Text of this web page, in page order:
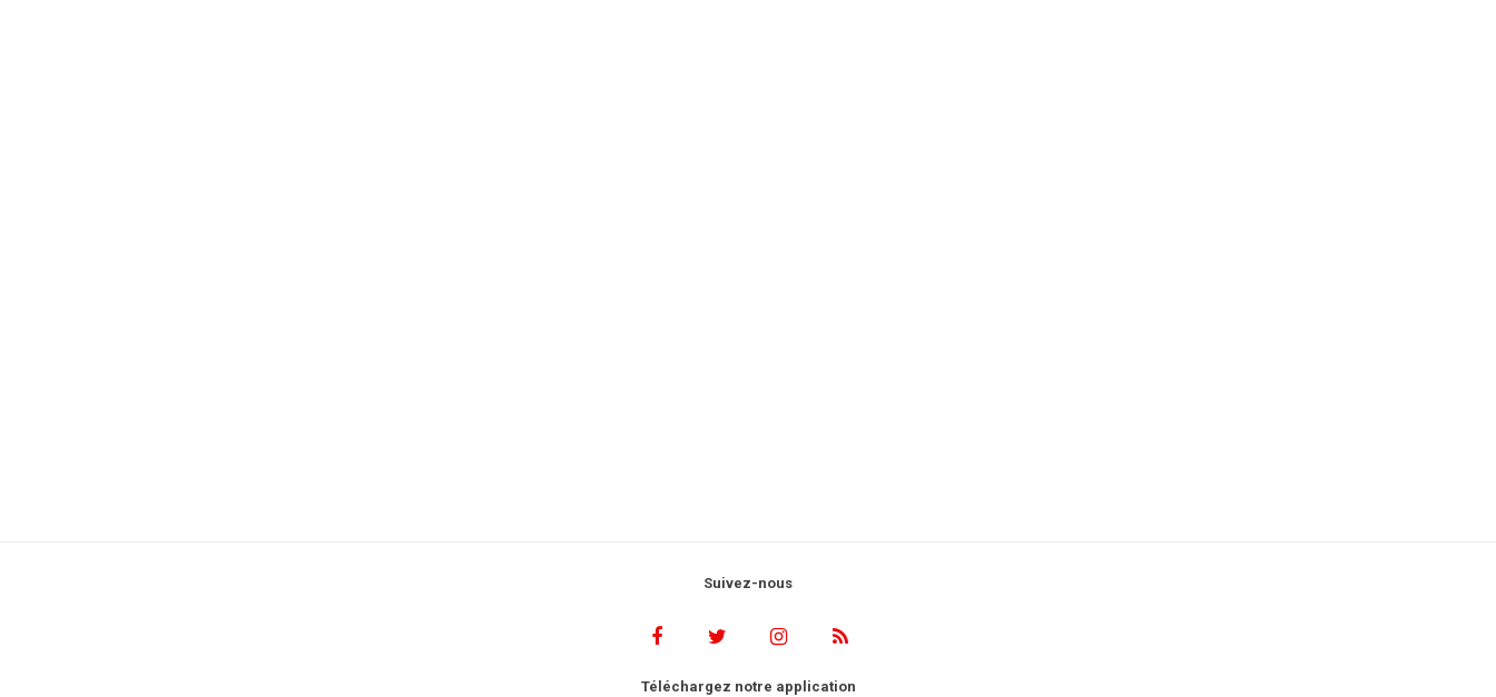
Suivez-nous
Téléchargez notre application